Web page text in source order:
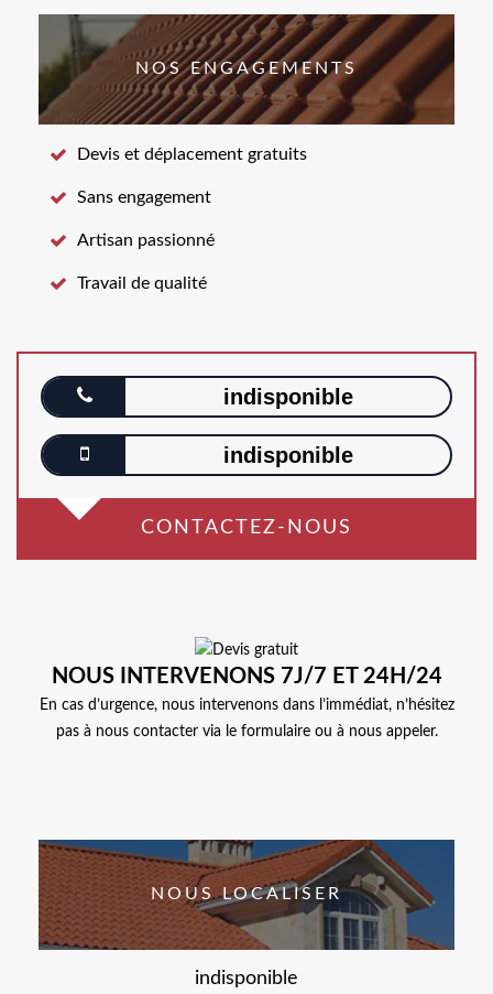
NOS ENGAGEMENTS
Devis et déplacement gratuits
Sans engagement
Artisan passionné
Travail de qualité
indisponible
indisponible
CONTACTEZ-NOUS
NOUS INTERVENONS 7J/7 ET 24H/24
En cas d’urgence, nous intervenons dans l’immédiat, n’hésitez
pas à nous contacter via le formulaire ou à nous appeler.
NOUS LOCALISER
indisponible